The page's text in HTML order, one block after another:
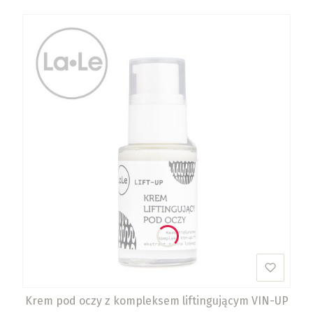
Krem pod oczy z kompleksem liftingującym VIN-UP